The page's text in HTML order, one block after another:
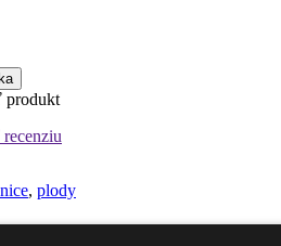
produkt
, plody